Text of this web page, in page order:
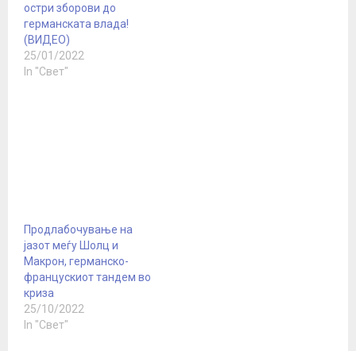
остри зборови до
германската влада!
(ВИДЕО)
25/01/2022
In "Свет"
Продлабочување на
јазот меѓу Шолц и
Макрон, германско-
францускиот тандем во
криза
25/10/2022
In "Свет"